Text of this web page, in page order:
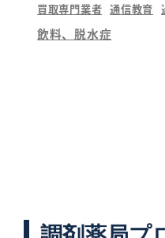
買取専門業者 通信教育
飲料、脱水症